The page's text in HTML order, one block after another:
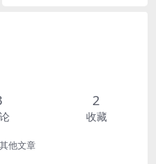
2
收藏
他文章